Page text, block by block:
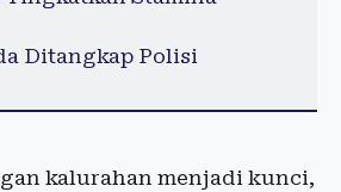
Ditangkap Polisi
kalurahan menjadi kunci,